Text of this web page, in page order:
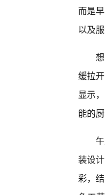
而是
以及
缓拉
显示
能的
装设
彩，